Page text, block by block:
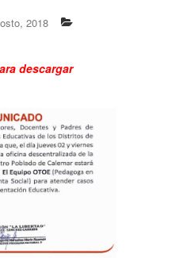
2018
descargar